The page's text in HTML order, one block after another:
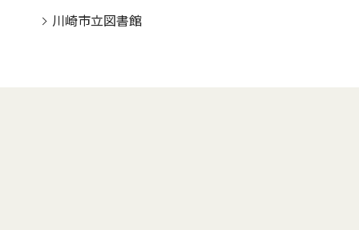
川崎市立図書館